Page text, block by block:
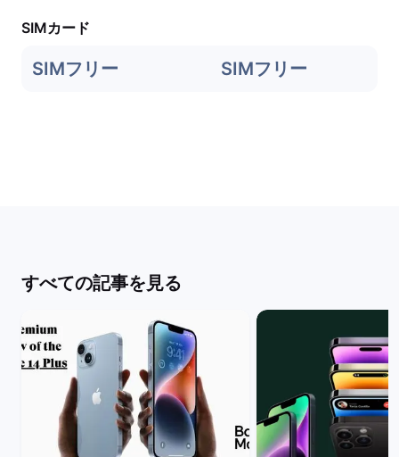
SIMカード
SIMフリー SIMフリー
すべての記事を見る